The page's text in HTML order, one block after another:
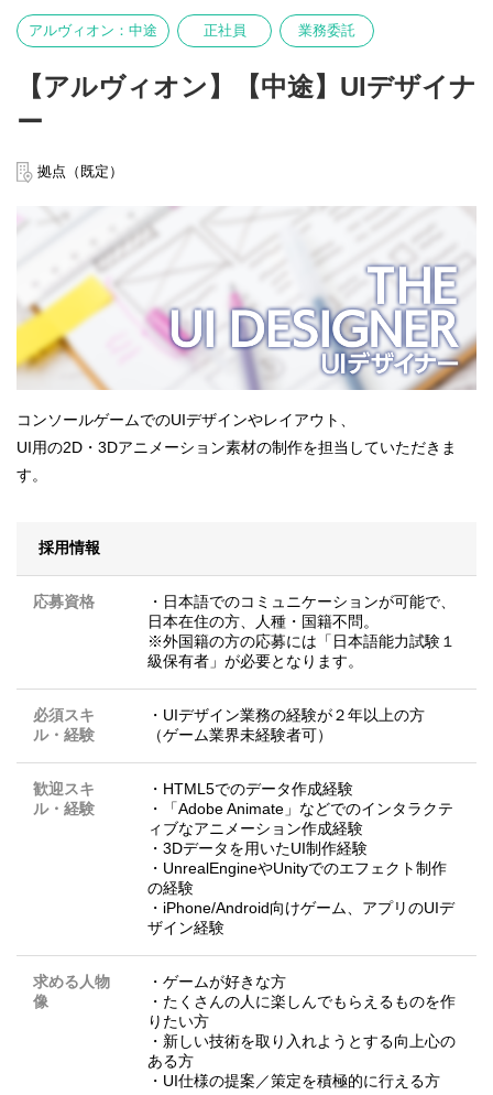
アルヴィオン：中途 正社員 業務委託
【アルヴィオン】【中途】UIデザイナ
ー
拠点（既定）
コンソールゲームでのUIデザインやレイアウト、
UI用の2D・3Dアニメーション素材の制作を担当していただきま
す。
採用情報
応募資格
・日本語でのコミュニケーションが可能で、
日本在住の方、人種・国籍不問。
※外国籍の方の応募には「日本語能力試験１
級保有者」が必要となります。
必須スキ
ル・経験
・UIデザイン業務の経験が２年以上の方
（ゲーム業界未経験者可）
歓迎スキ
ル・経験
・HTML5でのデータ作成経験
・「Adobe Animate」などでのインタラクテ
ィブなアニメーション作成経験
・3Dデータを用いたUI制作経験
・UnrealEngineやUnityでのエフェクト制作
の経験
・iPhone/Android向けゲーム、アプリのUIデ
ザイン経験
求める人物
像
・ゲームが好きな方
・たくさんの人に楽しんでもらえるものを作
りたい方
・新しい技術を取り入れようとする向上心の
ある方
・UI仕様の提案／策定を積極的に行える方